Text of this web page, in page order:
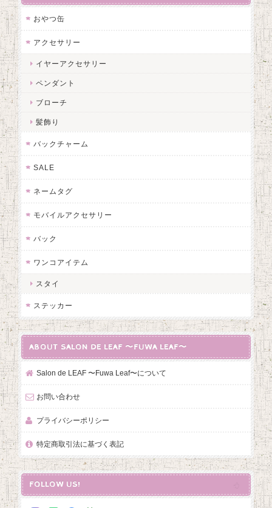
おやつ缶
アクセサリー
イヤーアクセサリー
ペンダント
ブローチ
髪飾り
バックチャーム
SALE
ネームタグ
モバイルアクセサリー
バック
ワンコアイテム
スタイ
ステッカー
ABOUT SALON DE LEAF 〜FUWA LEAF〜
Salon de LEAF 〜Fuwa Leaf〜について
お問い合わせ
プライバシーポリシー
特定商取引法に基づく表記
FOLLOW US!